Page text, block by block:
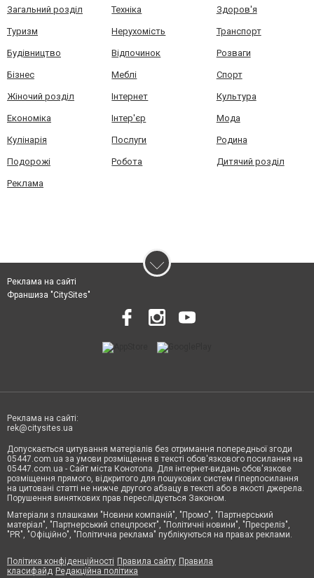
Загальний розділ Техніка Здоров'я
Туризм Нерухомість Транспорт
Будівництво Відпочинок Розваги
Бізнес Меблі Спорт
Жіночий розділ Інтернет Культура
Економіка Інтер'єр Мода
Кулінарія Послуги Родина
Подорожі Робота Дитячий розділ
Реклама
Реклама на сайті
Франшиза "CitySites"
Реклама на сайті:
rek@citysites.ua
Допускається цитування матеріалів без отримання попередньої згоди
05447.com.ua за умови розміщення в тексті обов'язкового посилання на
05447.com.ua - Сайт міста Конотопа. Для інтернет-видань обов'язкове
розміщення прямого, відкритого для пошукових систем гіперпосилання
на цитовані статті не нижче другого абзацу в тексті або в якості джерела.
Порушення виняткових прав переслідується Законом.
Матеріали з плашками "Новини компаній", "Промо", "Партнерський
матеріал", "Партнерський спецпроєкт", "Політичні новини", "Пресреліз",
"PR", "Офіційно", "Політична реклама" публікуються на правах реклами.
Політика конфіденційності Правила сайту Правила
класифайд Редакційна політика